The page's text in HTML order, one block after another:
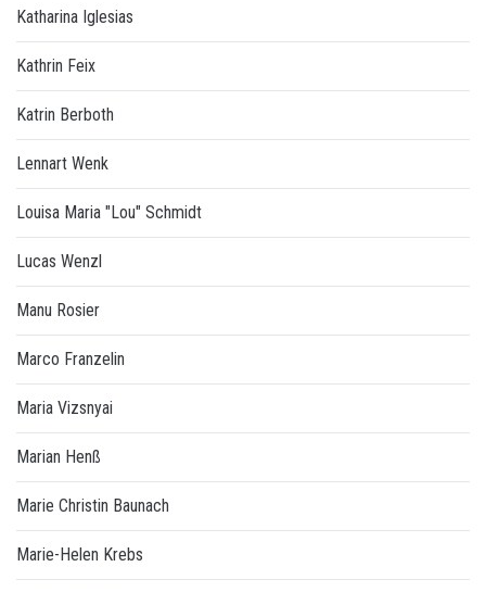
Katharina Iglesias
Kathrin Feix
Katrin Berboth
Lennart Wenk
Louisa Maria "Lou" Schmidt
Lucas Wenzl
Manu Rosier
Marco Franzelin
Maria Vizsnyai
Marian Henß
Marie Christin Baunach
Marie-Helen Krebs